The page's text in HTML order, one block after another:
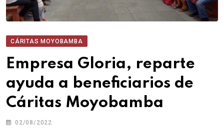
CÁRITAS MOYOBAMBA
Empresa Gloria, reparte
ayuda a beneficiarios de
Cáritas Moyobamba
02/08/2022